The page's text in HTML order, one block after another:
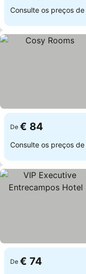
Consulte os preços de
De € 84
Consulte os preços de
De € 74